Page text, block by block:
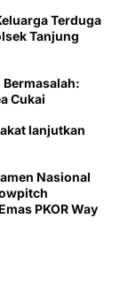
Terduga
Tanjung
Cukai
lanjutkan
Nasional
PKOR Way